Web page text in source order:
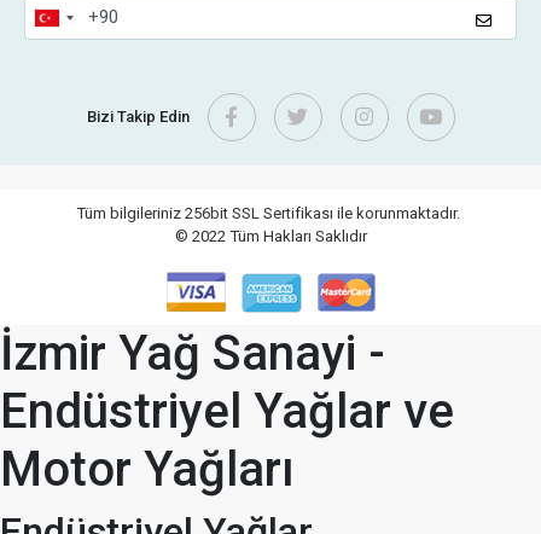
Bizi Takip Edin
Tüm bilgileriniz 256bit SSL Sertifikası ile korunmaktadır.
© 2022 Tüm Hakları Saklıdır
İzmir Yağ Sanayi -
Endüstriyel Yağlar ve
Motor Yağları